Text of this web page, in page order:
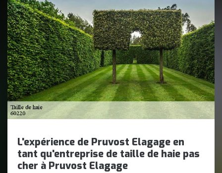
L'expérience de Pruvost Elagage en
tant qu'entreprise de taille de haie pas
cher à Pruvost Elagage